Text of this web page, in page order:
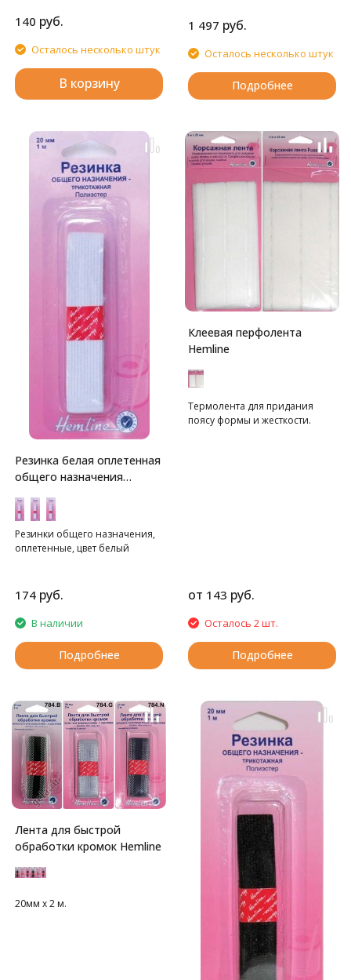
140 руб.
Осталось несколько штук
В корзину
1 497 руб.
Осталось несколько штук
Подробнее
Резинка белая оплетенная
общего назначения
Резинки общего назначения,
оплетенные, цвет белый
174 руб.
В наличии
Подробнее
Клеевая перфолента
Hemline
Термолента для придания
поясу формы и жесткости.
от 143 руб.
Осталось 2 шт.
Подробнее
Лента для быстрой
обработки кромок Hemline
20мм х 2 м.